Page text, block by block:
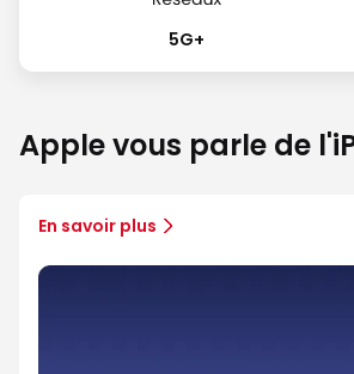
5G+
Apple vous parle de
En savoir plus